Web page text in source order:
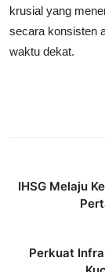
krusial yang
secara konsisten
waktu dekat.
IHSG Melaju
Perkuat